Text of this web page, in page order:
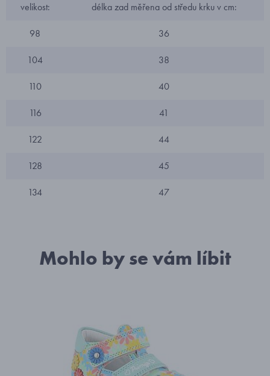
velikost: délka zad měřena od středu krku v cm:
98 36
104 38
110 40
116 41
122 44
128 45
134 47
Mohlo by se vám líbit